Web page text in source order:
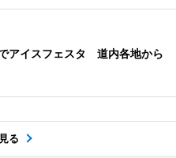
アイスフェスタ 道内各地から
る